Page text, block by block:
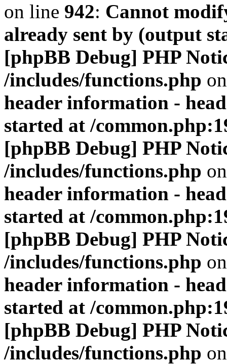
on line 942: Cannot
already sent by (output
[phpBB Debug] PHP
/includes/functions.php
header information -
started at /
[phpBB Debug] PHP
/includes/functions.php
header information -
started at /
[phpBB Debug] PHP
/includes/functions.php
header information -
started at /
[phpBB Debug] PHP
/includes/functions.php